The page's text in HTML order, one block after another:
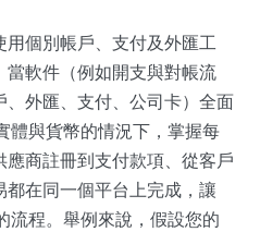
個別帳戶、支付及外匯工
軟件（例如開支與對帳流
外匯、支付、公司卡）全面
體與貨幣的情況下，掌握每
商註冊到支付款項、從客戶
在同一個平台上完成，讓
流程。舉例來說，假設您的